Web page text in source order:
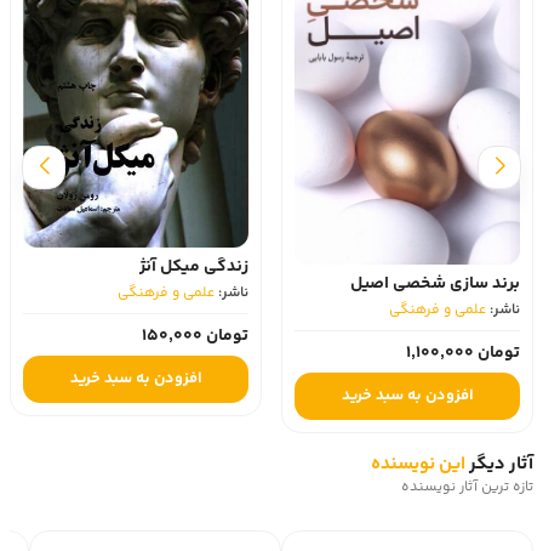
برند سازی شخصی اصیل
ناشر: علمی و فرهنگی
تومان 1,100,000
افزودن به سبد خرید
زندگی میکل آنژ
ناشر: علمی و فرهنگی
تومان 150,000
افزودن به سبد خرید
آثار دیگراین نویسنده
تازه ترین آثار نویسنده